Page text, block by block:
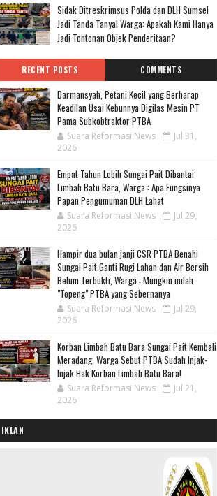
Sidak Ditreskrimsus Polda dan DLH Sumsel
Jadi Tanda Tanya! Warga: Apakah Kami Hanya
Jadi Tontonan Objek Penderitaan?
RECENT POSTS COMMENTS
Darmansyah, Petani Kecil yang Berharap
Keadilan Usai Kebunnya Digilas Mesin PT
Pama Subkobtraktor PTBA
Suara Reformasi News
Jul 31,
2026
Empat Tahun Lebih Sungai Pait Dibantai
Limbah Batu Bara, Warga : Apa Fungsinya
Papan Pengumuman DLH Lahat
Suara Reformasi News
Jul 29,
2026
Hampir dua bulan janji CSR PTBA Benahi
Sungai Pait,Ganti Rugi Lahan dan Air Bersih
Belum Terbukti, Warga : Mungkin inilah
"Topeng" PTBA yang Sebernanya
Suara Reformasi News
Jul 29,
2026
Korban Limbah Batu Bara Sungai Pait Kembali
Meradang, Warga Sebut PTBA Sudah Injak-
Injak Hak Korban Limbah Batu Bara!
Suara Reformasi News
Jul 21,
2026
IKLAN